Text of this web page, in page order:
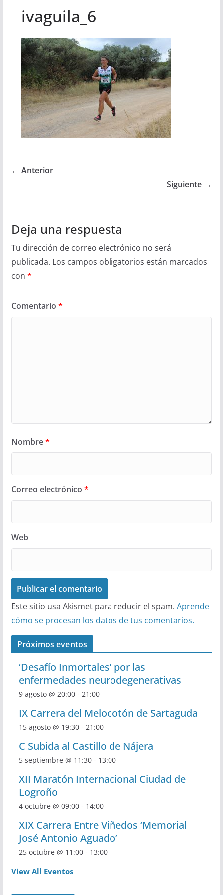
ivaguila_6
← Anterior
Siguiente →
Deja una respuesta
Tu dirección de correo electrónico no será
publicada. Los campos obligatorios están marcados
con *
Comentario *
Nombre*
Correo electrónico *
Web
Este sitio usa Akismet para reducir el spam. Aprende
cómo se procesan los datos de tus comentarios.
Próximos eventos
‘Desafío Inmortales’ por las
enfermedades neurodegenerativas
9 agosto @ 20:00- 21:00
IX Carrera del Melocotón de Sartaguda
15 agosto @ 19:30- 21:00
C Subida al Castillo de Nájera
5 septiembre @ 11:30- 13:00
XII Maratón Internacional Ciudad de
Logroño
4 octubre @ 09:00- 14:00
XIX Carrera Entre Viñedos ‘Memorial
José Antonio Aguado’
25 octubre @ 11:00- 13:00
View All Eventos